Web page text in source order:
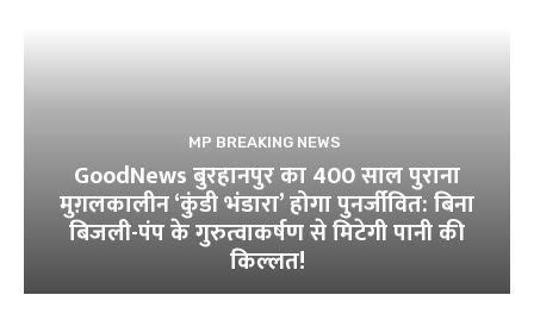
MP BREAKING NEWS
GoodNews बुरहानपुर का 400 साल पुराना
मुग़लकालीन ‘कुंडी भंडारा’ होगा पुनर्जीवित: बिना
बिजली-पंप के गुरुत्वाकर्षण से मिटेगी पानी की
किल्लत!